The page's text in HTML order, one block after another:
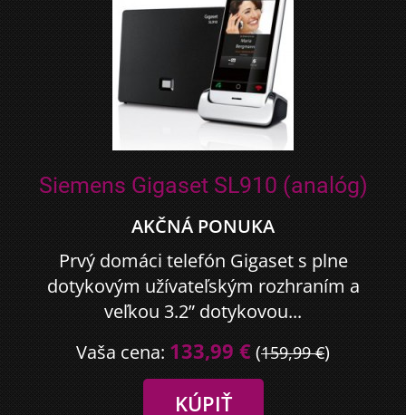
Siemens Gigaset SL910 (analóg)
AKČNÁ PONUKA
Prvý domáci telefón Gigaset s plne
dotykovým užívateľským rozhraním a
veľkou 3.2” dotykovou...
Vaša cena: 133,99 €(159,99 €)